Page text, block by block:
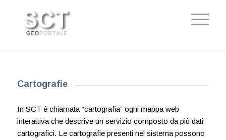
Cartografie
In SCT è chiamata “cartografia” ogni mappa web
interattiva che descrive un servizio composto da più dati
cartografici. Le cartografie presenti nel sistema possono